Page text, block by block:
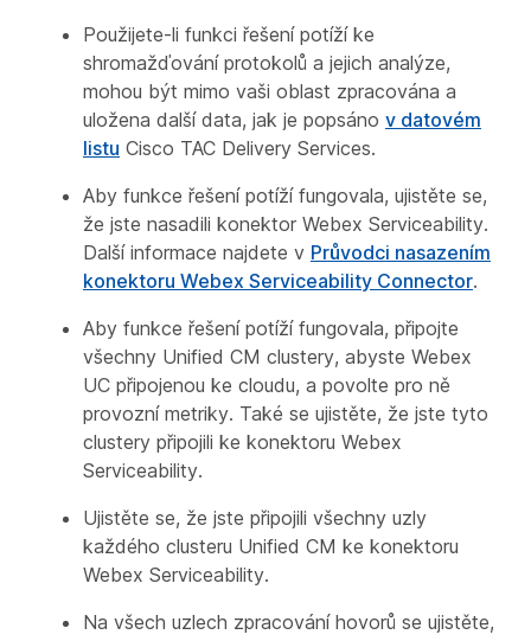
Použijete-li funkci řešení potíží ke
shromažďování protokolů a jejich analýze,
mohou být mimo vaši oblast zpracována a
uložena další data, jak je popsáno v datovém
listu Cisco TAC Delivery Services.
Aby funkce řešení potíží fungovala, ujistěte se,
že jste nasadili konektor Webex Serviceability.
Další informace najdete v Průvodci nasazením
konektoru Webex Serviceability Connector.
Aby funkce řešení potíží fungovala, připojte
všechny Unified CM clustery, abyste Webex
UC připojenou ke cloudu, a povolte pro ně
provozní metriky. Také se ujistěte, že jste tyto
clustery připojili ke konektoru Webex
Serviceability.
Ujistěte se, že jste připojili všechny uzly
každého clusteru Unified CM ke konektoru
Webex Serviceability.
Na všech uzlech zpracování hovorů se ujistěte,